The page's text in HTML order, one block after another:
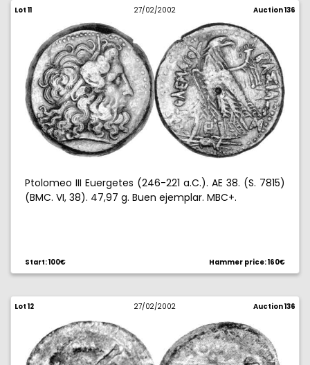
Lot 11 27/02/2002 Auction 136
Ptolomeo III Euergetes (246-221 a.C.). AE 38. (S. 7815)
(BMC. VI, 38). 47,97 g. Buen ejemplar. MBC+.
Start: 100€ Hammer price: 160€
Lot 12 27/02/2002 Auction 136